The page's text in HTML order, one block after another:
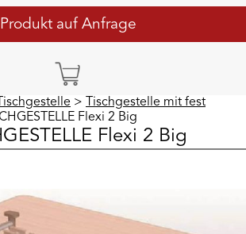
Produkt auf Anfrage
> Tischgestelle mit fest
Flexi 2 Big
Flexi 2 Big